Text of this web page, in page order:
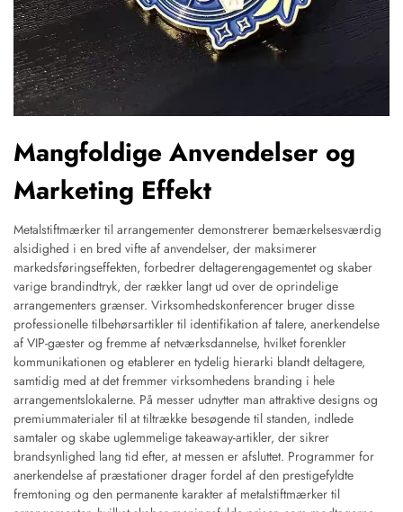
Mangfoldige Anvendelser og
Marketing Effekt
Metalstiftmærker til arrangementer demonstrerer bemærkelsesværdig
alsidighed i en bred vifte af anvendelser, der maksimerer
markedsføringseffekten, forbedrer deltagerengagementet og skaber
varige brandindtryk, der rækker langt ud over de oprindelige
arrangementers grænser. Virksomhedskonferencer bruger disse
professionelle tilbehørsartikler til identifikation af talere, anerkendelse
af VIP-gæster og fremme af netværksdannelse, hvilket forenkler
kommunikationen og etablerer en tydelig hierarki blandt deltagere,
samtidig med at det fremmer virksomhedens branding i hele
arrangementslokalerne. På messer udnytter man attraktive designs og
premiummaterialer til at tiltrække besøgende til standen, indlede
samtaler og skabe uglemmelige takeaway-artikler, der sikrer
brandsynlighed lang tid efter, at messen er afsluttet. Programmer for
anerkendelse af præstationer drager fordel af den prestigefyldte
fremtoning og den permanente karakter af metalstiftmærker til